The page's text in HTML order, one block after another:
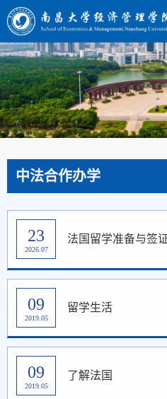
中法合作办学
23
2026.07
法国留学准备与签
09
2019.05
留学生活
09
2019.05
了解法国